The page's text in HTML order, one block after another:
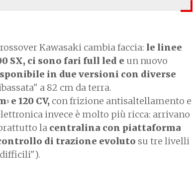
Kawasaki cambia faccia: le linee
SX, ci sono fari full led e un nuovo
in due versioni con diverse
a 82 cm da terra.
3 e 120 CV, con frizione antisaltellamento e
invece è molto più ricca: arrivano
la centralina con piattaforma
di trazione evoluto su tre livelli